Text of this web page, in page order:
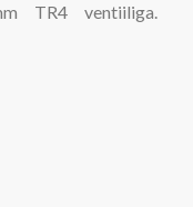
TR4 ventiiliga.